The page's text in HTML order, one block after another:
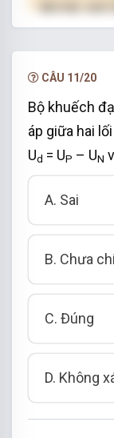
hạn.
CÂU 11/20
Bộ khuếch
áp giữa hai
Ud = UP – UN
A. Sai
B. Chưa
C. Đúng
D. Không